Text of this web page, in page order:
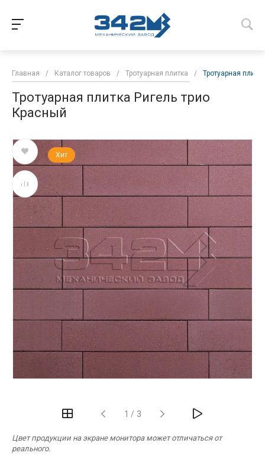
Главная / Каталог товаров / Тротуарная плитка / Тротуарная
Тротуарная плитка Ригель трио
Красный
Хит
1 / 3
Цвет продукции на экране монитора может отличаться от
реального.